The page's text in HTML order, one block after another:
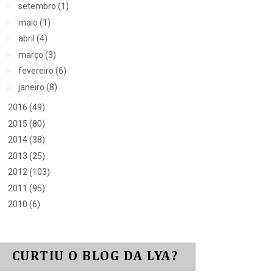
setembro (1)
maio (1)
abril (4)
março (3)
fevereiro (6)
janeiro (8)
2016 (49)
2015 (80)
2014(38)
2013 (25)
2012 (103)
2011 (95)
2010 (6)
CURTIU O BLOG DA LYA?